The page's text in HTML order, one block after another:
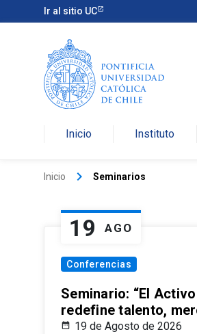
Ir al sitio UC
Inicio Instituto
Inicio keyboard_arrow_right Seminarios
19 AGO
Conferencias
Seminario: “El
redefine talento,
19 de Agosto de 2026